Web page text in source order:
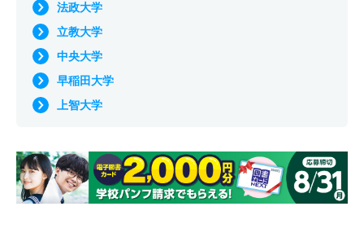
法政大学
立教大学
中央大学
早稲田大学
上智大学